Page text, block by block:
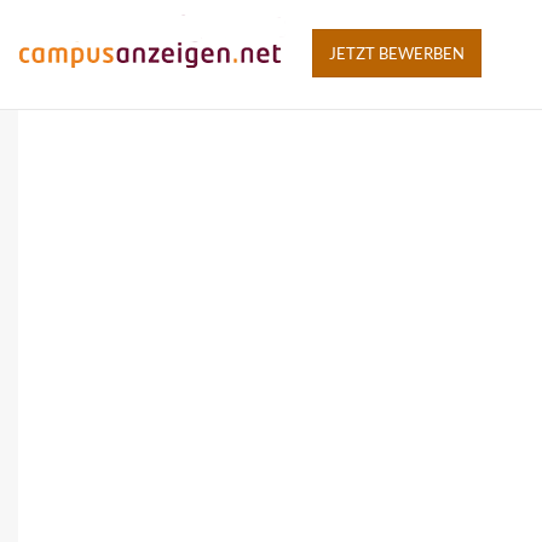
JETZT BEWERBEN